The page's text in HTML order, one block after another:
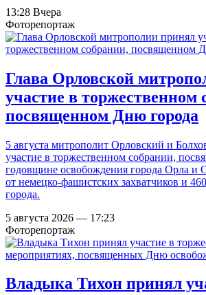
13:28 Вчера
Фоторепортаж
Глава Орловской
участие в торжественном
посвященном Дню города
5 августа митрополит Орловский и
участие в торжественном собрании,
годовщине освобождения города Орла и
от немецко-фашистских захватчиков и
города.
5 августа 2026 — 17:23
Фоторепортаж
Владыка Тихон принял